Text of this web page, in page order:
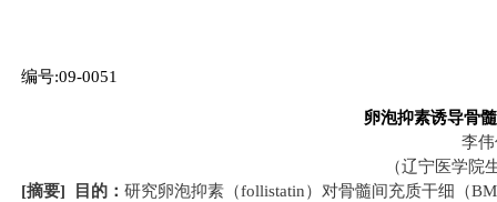
编号:09-0051
卵泡抑素诱导骨
李
（辽宁医学院
[摘要] 目的： 研究卵泡抑素（follistatin）对骨髓间充质干细（